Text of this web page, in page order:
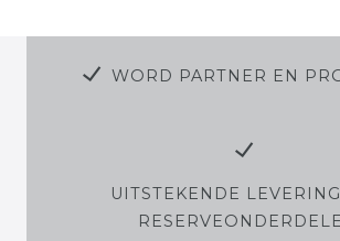
WORD PARTNER EN
UITSTEKENDE